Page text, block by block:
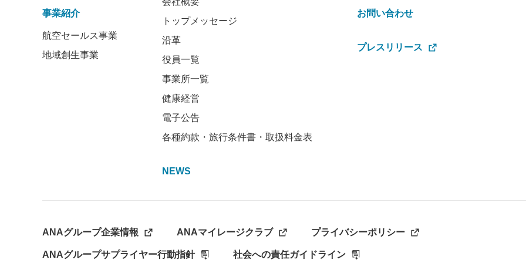
事業紹介
航空セールス事業
地域創生事業
トップメッセージ
沿革
役員一覧
事業所一覧
健康経営
電子公告
各種約款・旅行条件書・取扱料金表
NEWS
お問い合わせ
プレスリリース
ANAグループ企業情報 ANAマイレージクラブ プライバシーポリシー
ANAグループサプライヤー行動指針 社会への責任ガイドライン